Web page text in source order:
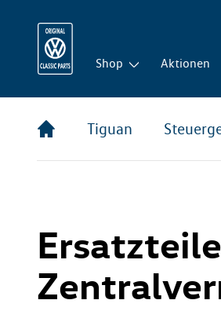
Shop Aktionen
Tiguan